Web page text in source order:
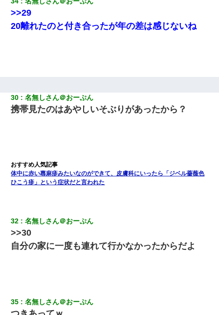
>>29
20離れたのと付き合ったが年の差は感じないね
30 名無しさん＠おーぷん
携帯見たのはあやしいそぶりがあったから？
体中に赤い蕁麻疹みたいなのができて、皮膚科にいったら「ジベル薔薇色
ひこう疹」という症状だと言われた
32 名無しさん＠おーぷん
>>30
自分の家に一度も連れて行かなかったからだよ
35 名無しさん＠おーぷん